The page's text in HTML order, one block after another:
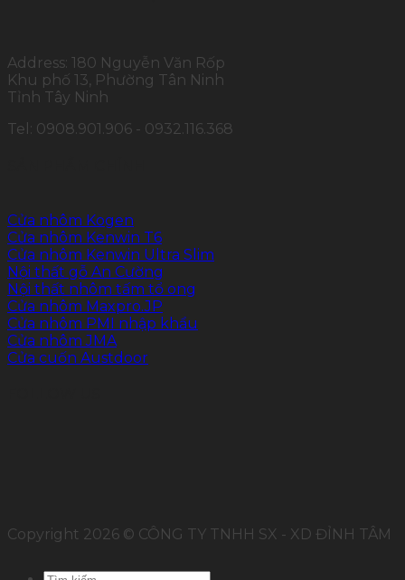
Address: 180 Nguyễn Văn Rốp
Khu phố 13, Phường Tân Ninh
Tỉnh Tây Ninh
Tel: 0908.901.906 - 0932.116.368
Cửa nhôm Kogen
Cửa nhôm Kenwin T6
Cửa nhôm Kenwin Ultra Slim
Nội thất gỗ An Cường
Nội thất nhôm tấm tổ ong
Cửa nhôm Maxpro.JP
Cửa nhôm PMI nhập khẩu
Cửa nhôm JMA
Cửa cuốn Austdoor
Copyright 2026 © CÔNG TY TNHH SX - XD ĐỈNH TÂM